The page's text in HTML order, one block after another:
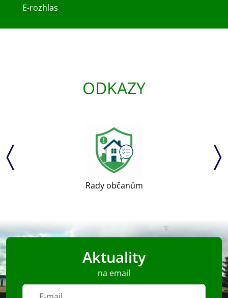
E-rozhlas
ODKAZY
Rady občanům
Aktuality
na email